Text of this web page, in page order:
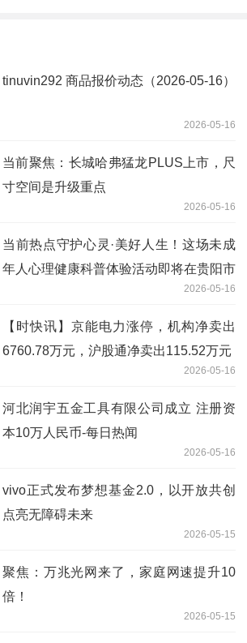
tinuvin292 商品报价动态（2026-05-16）
2026-05-16
当前聚焦：长城哈弗猛龙PLUS上市，尺
寸空间是升级重点
2026-05-16
当前热点守护心灵·美好人生！这场未成
年人心理健康科普体验活动即将在贵阳市
2026-05-16
【时快讯】京能电力涨停，机构净卖出
6760.78万元，沪股通净卖出115.52万元
2026-05-16
河北润宇五金工具有限公司成立 注册资
本10万人民币-每日热闻
2026-05-16
vivo正式发布梦想基金2.0，以开放共创
点亮无障碍未来
2026-05-15
聚焦：万兆光网来了，家庭网速提升10
倍！
2026-05-15